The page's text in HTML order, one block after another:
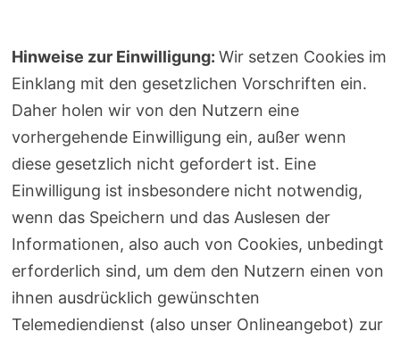
Hinweise zur Einwilligung: Wir setzen Cookies im
Einklang mit den gesetzlichen Vorschriften ein.
Daher holen wir von den Nutzern eine
vorhergehende Einwilligung ein, außer wenn
diese gesetzlich nicht gefordert ist. Eine
Einwilligung ist insbesondere nicht notwendig,
wenn das Speichern und das Auslesen der
Informationen, also auch von Cookies, unbedingt
erforderlich sind, um dem den Nutzern einen von
ihnen ausdrücklich gewünschten
Telemediendienst (also unser Onlineangebot) zur